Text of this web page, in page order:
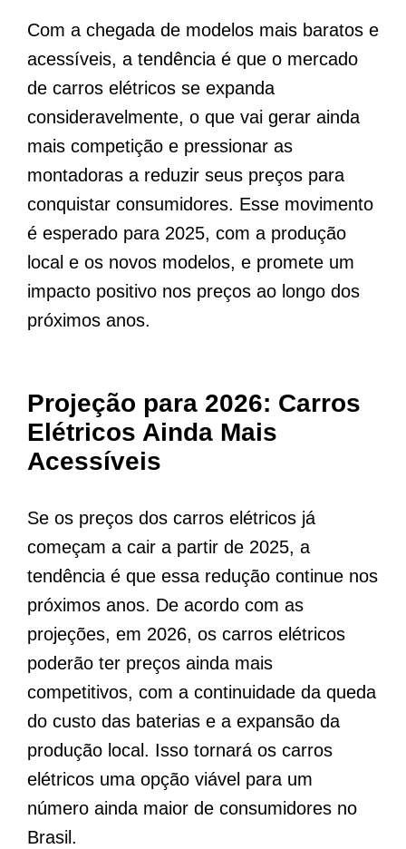
Com a chegada de modelos mais baratos e
acessíveis, a tendência é que o mercado
de carros elétricos se expanda
consideravelmente, o que vai gerar ainda
mais competição e pressionar as
montadoras a reduzir seus preços para
conquistar consumidores. Esse movimento
é esperado para 2025, com a produção
local e os novos modelos, e promete um
impacto positivo nos preços ao longo dos
próximos anos.
Projeção para 2026: Carros
Elétricos Ainda Mais
Acessíveis
Se os preços dos carros elétricos já
começam a cair a partir de 2025, a
tendência é que essa redução continue nos
próximos anos. De acordo com as
projeções, em 2026, os carros elétricos
poderão ter preços ainda mais
competitivos, com a continuidade da queda
do custo das baterias e a expansão da
produção local. Isso tornará os carros
elétricos uma opção viável para um
número ainda maior de consumidores no
Brasil.